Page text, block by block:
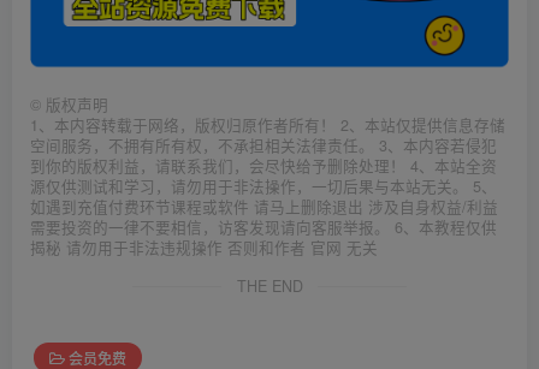
© 版权声明
1、本内容转载于网络，版权归原作者所有！ 2、本站仅提供信息存储
空间服务，不拥有所有权，不承担相关法律责任。 3、本内容若侵犯
到你的版权利益，请联系我们，会尽快给予删除处理！ 4、本站全资
源仅供测试和学习，请勿用于非法操作，一切后果与本站无关。 5、
如遇到充值付费环节课程或软件 请马上删除退出 涉及自身权益/利益
需要投资的一律不要相信，访客发现请向客服举报。 6、本教程仅供
揭秘 请勿用于非法违规操作 否则和作者 官网 无关
THE END
会员免费